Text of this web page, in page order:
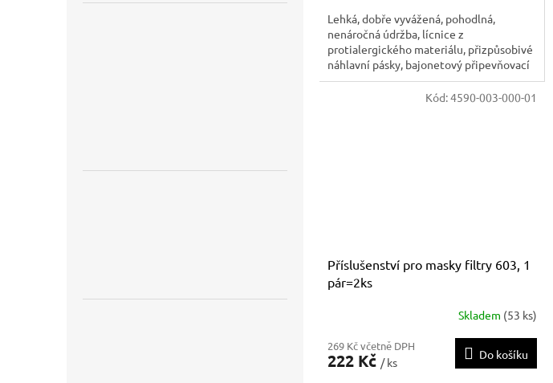
Lehká, dobře vyvážená, pohodlná,
nenáročná údržba, lícnice z
protialergického materiálu, přizpůsobivé
náhlavní pásky, bajonetový připevňovací
systém pro 2 filtry umožňující rychlou a
snadnou výměnu, lze použít se všemi
Příslušenství pro masky filtry 603, 1
pár=2ks
Skladem (53 ks)
269 Kč včetně DPH
222 Kč / ks
Do košíku
Kód:4590-003-000-01